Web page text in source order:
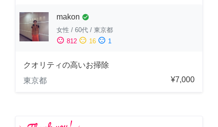
makon check_circle
女性 / 60代 / 東京都
sentiment_satisfied 812 sentiment_neutral 16 sentiment_dissatisfied 1
クオリティの高いお掃除
東京都
¥7,000